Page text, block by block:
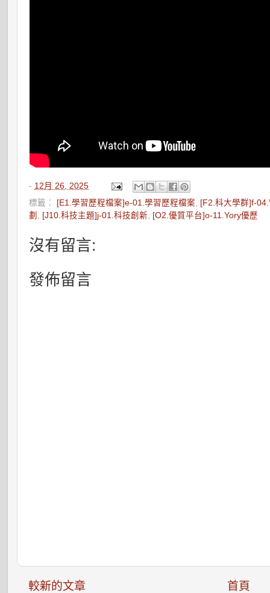
- 12月 26, 2025
標籤： [E1.學習歷程檔案]e-01.學習歷程檔案
[F2.科大學群]f-
劃
[J10.科技主題]j-01.科技創新 [O2.優質平台]o-11.Yory優歷
沒有留言:
發佈留言
較新的文章 首頁